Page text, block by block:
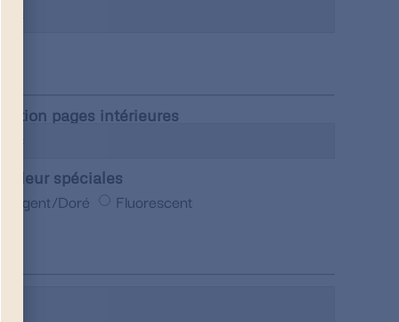
pages intérieures
spéciales
Argent/Doré Fluorescent